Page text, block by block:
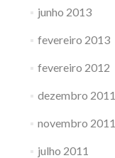
junho 2013
fevereiro 2013
fevereiro 2012
dezembro 2011
novembro 2011
julho 2011